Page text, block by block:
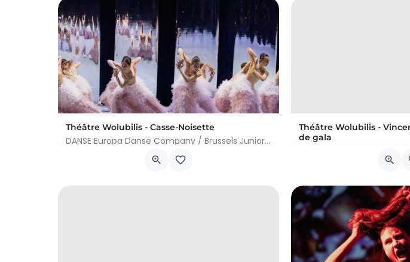
Théâtre Wolubilis - Casse-Noisette
DANSE Europa Danse Company / Brussels Junior Ballet À partir de 5 ans Savez-vous que le site de…
Cours Paul-Henri Spaak 1, Woluwe-Saint-Lambert
Théâtre Wolubilis -
de gala
Cours Paul-Henri Spaak
10 april 2024 20h30 -